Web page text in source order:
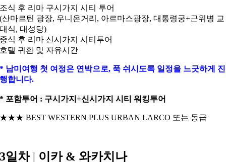
조식 후 리마 구시가지 시티 투어
(산마르틴 광장, 우니온거리, 아르마스광장, 대통령궁+근위병 교
대식, 대성당)
중식 후 리마 신시가지 시티투어
호텔 귀환 및 자유시간
* 남미여행 첫 여정은 연박으로, 푹 쉬시도록 일정을 느긋하게 진
행합니다.
* 포함투어 : 구시가지+신시가지 시티 워킹투어
★★★ BEST WESTERN PLUS URBAN LARCO 또는 동급
3일차 | 이카 & 와카치나